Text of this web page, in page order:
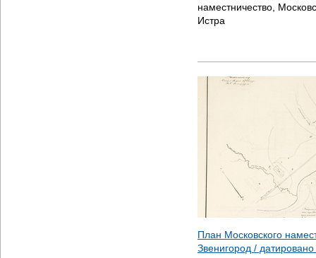
наместничество,
Истра
План Московского
Звенигород / датировано